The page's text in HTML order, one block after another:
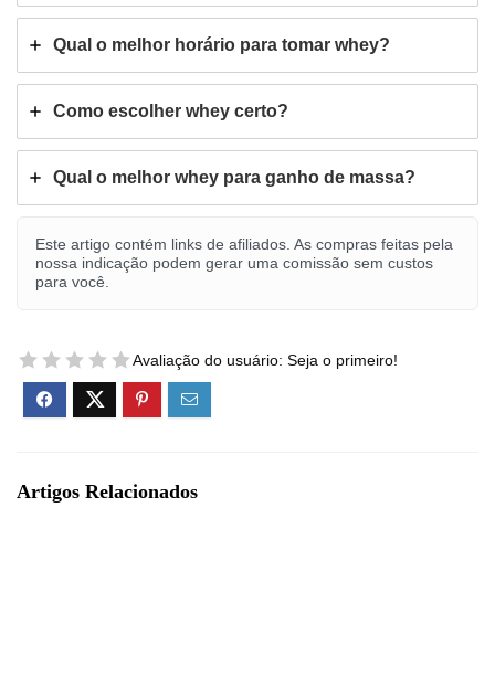
Qual o melhor horário para tomar whey?
Como escolher whey certo?
Qual o melhor whey para ganho de massa?
Este artigo contém links de afiliados. As compras feitas pela
nossa indicação podem gerar uma comissão sem custos
para você.
Avaliação do usuário: Seja o primeiro!
Artigos Relacionados